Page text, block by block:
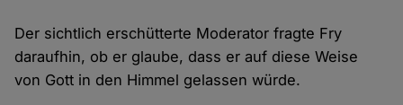
Der sichtlich erschütterte Moderator fragte Fry
daraufhin, ob er glaube, dass er auf diese Weise
von Gott in den Himmel gelassen würde.